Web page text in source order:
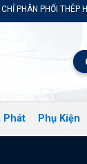
THÉP HÒA PHÁT
Phát Phụ Kiện